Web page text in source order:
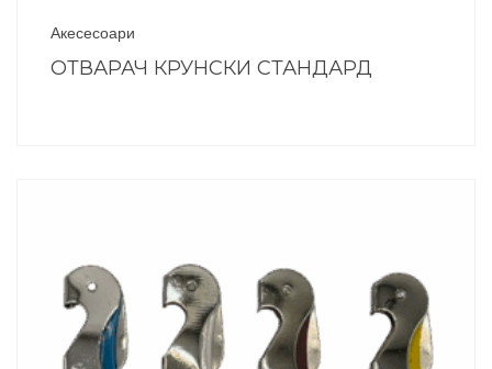
Акесесоари
ОТВАРАЧ КРУНСКИ СТАНДАРД